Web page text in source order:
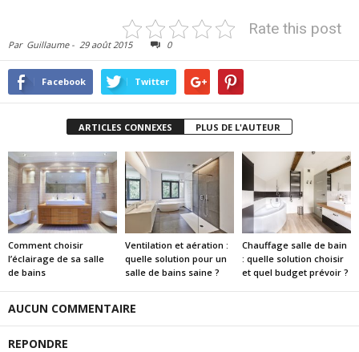
Rate this post
Par Guillaume- 29 août 2015 0
Facebook Twitter
ARTICLES CONNEXES PLUS DE L'AUTEUR
Comment choisir
l’éclairage de sa salle
de bains
Ventilation et aération :
quelle solution pour un
salle de bains saine ?
Chauffage salle de bain
: quelle solution choisir
et quel budget prévoir ?
AUCUN COMMENTAIRE
REPONDRE